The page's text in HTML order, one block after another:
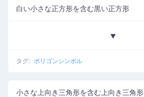
白い小さな正方形を含む黒い正方形
⯆
タグ: ポリゴンシンボル
小さな上向き三角形を含む上向き三角形